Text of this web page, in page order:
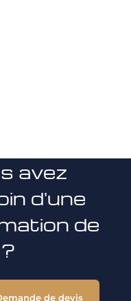
avez
d'une
de
de devis